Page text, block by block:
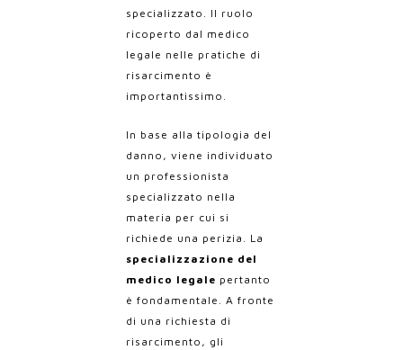
specializzato. Il ruolo
ricoperto dal medico
legale nelle pratiche di
risarcimento è
importantissimo.
In base alla tipologia del
danno, viene individuato
un professionista
specializzato nella
materia per cui si
richiede una perizia. La
specializzazione del
medico legale pertanto
è fondamentale.
A fronte
di una richiesta di
risarcimento, gli